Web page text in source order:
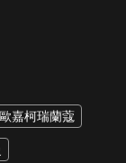
歐嘉柯瑞蘭蔻